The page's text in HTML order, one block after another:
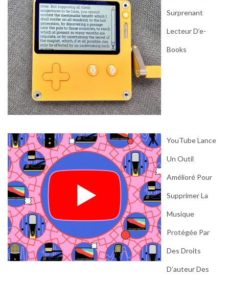
Surprenant
Lecteur D’e-
Books
YouTube Lance
Un Outil
Amélioré Pour
Supprimer La
Musique
Protégée Par
Des Droits
D’auteur Des